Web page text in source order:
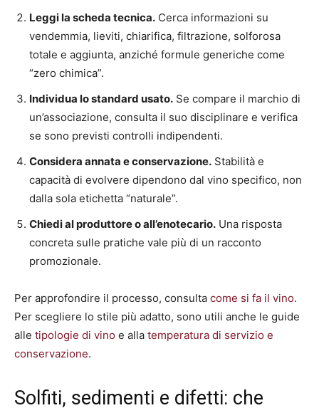
Leggi la scheda tecnica. Cerca informazioni su
vendemmia, lieviti, chiarifica, filtrazione, solforosa
totale e aggiunta, anziché formule generiche come
“zero chimica”.
Individua lo standard usato. Se compare il marchio di
un’associazione, consulta il suo disciplinare e verifica
se sono previsti controlli indipendenti.
Considera annata e conservazione. Stabilità e
capacità di evolvere dipendono dal vino specifico, non
dalla sola etichetta “naturale”.
Chiedi al produttore o all’enotecario. Una risposta
concreta sulle pratiche vale più di un racconto
promozionale.
Per approfondire il processo, consulta come si fa il vino.
Per scegliere lo stile più adatto, sono utili anche le guide
alle tipologie di vino e alla temperatura di servizio e
conservazione.
Solfiti, sedimenti e difetti: che